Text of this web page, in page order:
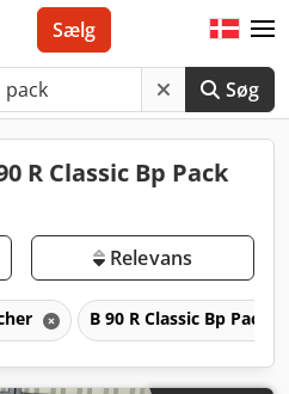
Søg
Sælg
R Classic Bp Pack
Relevans
B 90 R Classic Bp Pack